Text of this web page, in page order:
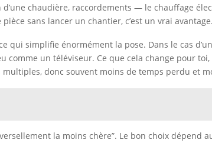
chaudière, raccordements — le chauffage
sans lancer un chantier, c’est un vrai avantage.
qui simplifie énormément la pose. Dans le cas d’un
un téléviseur. Ce que cela change pour
donc souvent moins de temps perdu et
la moins chère”. Le bon choix dépend